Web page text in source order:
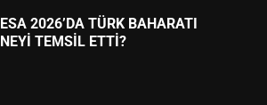
ESA 2026’DA TÜRK BAHARATI
NEYİ TEMSİL ETTİ?